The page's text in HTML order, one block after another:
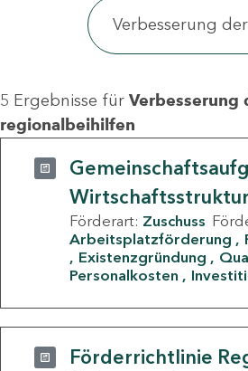
5 Ergebnisse für Verbesserung
regionalbeihilfen
Förderart: Zuschuss
Arbeitsplatzförderung
Existenzgründung
Personalkosten
Förderrichtlinie